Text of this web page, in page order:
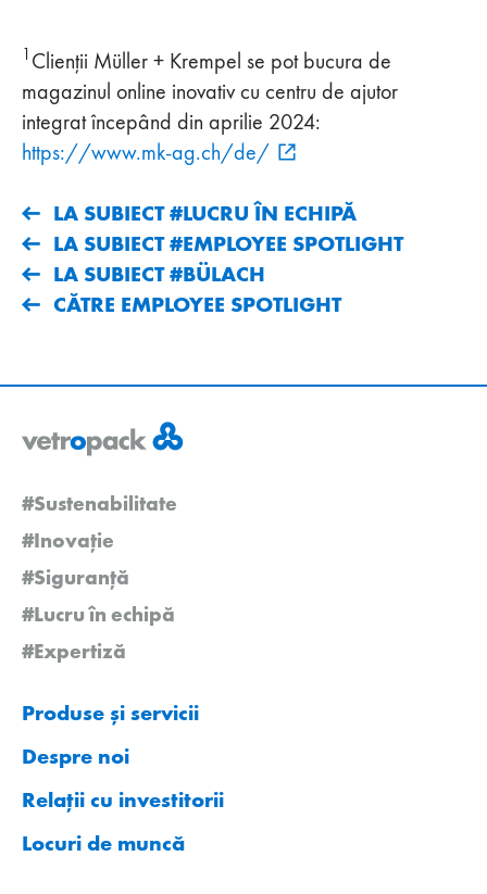
1 Clienții Müller + Krempel se pot bucura de
magazinul online inovativ cu centru de ajutor
integrat începând din aprilie 2024:
https://www.mk-ag.ch/de/
LA SUBIECT #LUCRU ÎN ECHIPĂ
LA SUBIECT #EMPLOYEE SPOTLIGHT
LA SUBIECT #BÜLACH
CĂTRE EMPLOYEE SPOTLIGHT
#Sustenabilitate
#Inovație
#Siguranță
#Lucru în echipă
#Expertiză
Produse și servicii
Despre noi
Relații cu investitorii
Locuri de muncă